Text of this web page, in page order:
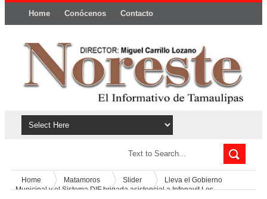
Home Conócenos Contacto
Home Matamoros Slider
Lleva el Gobierno
Municipal y el Sistema DIF brigada asistencial a Infonavit Los